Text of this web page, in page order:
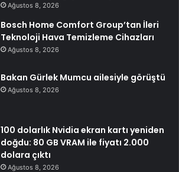
Ağustos 8, 2026
Bosch Home Comfort Group’tan İleri
Teknoloji Hava Temizleme Cihazları
Ağustos 8, 2026
Bakan Gürlek Mumcu ailesiyle görüştü
Ağustos 8, 2026
100 dolarlık Nvidia ekran kartı yeniden
doğdu: 80 GB VRAM ile fiyatı 2.000
dolara çıktı
Ağustos 8, 2026